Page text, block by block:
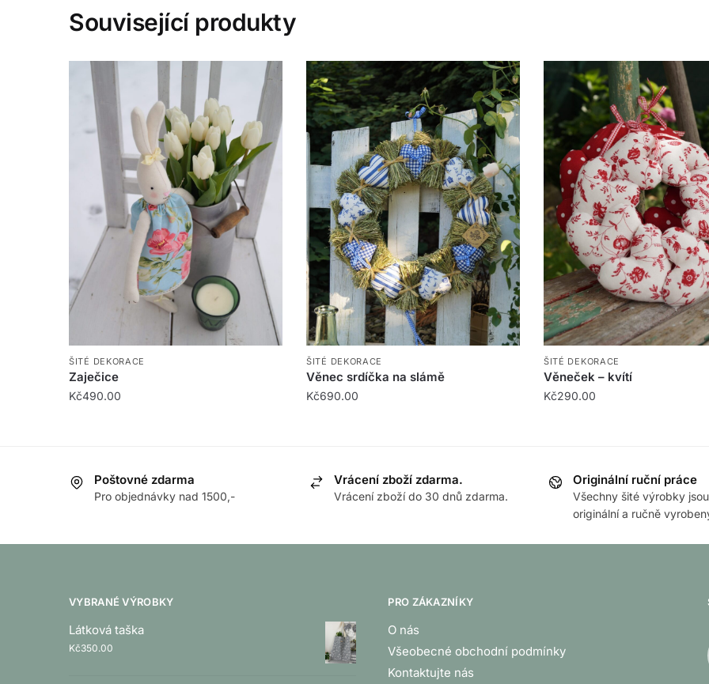
Související produkty
ŠITÉ DEKORACE
Zaječice
Kč490.00
ŠITÉ DEKORACE
Věnec srdíčka na slámě
Kč690.00
ŠITÉ DEKORACE
Věneček – kvítí
Kč290.00
Poštovné zdarma
Pro objednávky nad 1500,-
Vrácení zboží zdarma.
Vrácení zboží do 30 dnů zdarma.
Originální ruční práce
Všechny šité výrobky jsou
originální a ručně
VYBRANÉ VÝROBKY
Látková taška
Kč350.00
PRO ZÁKAZNÍKY
O nás
Všeobecné obchodní podmínky
Kontaktujte nás